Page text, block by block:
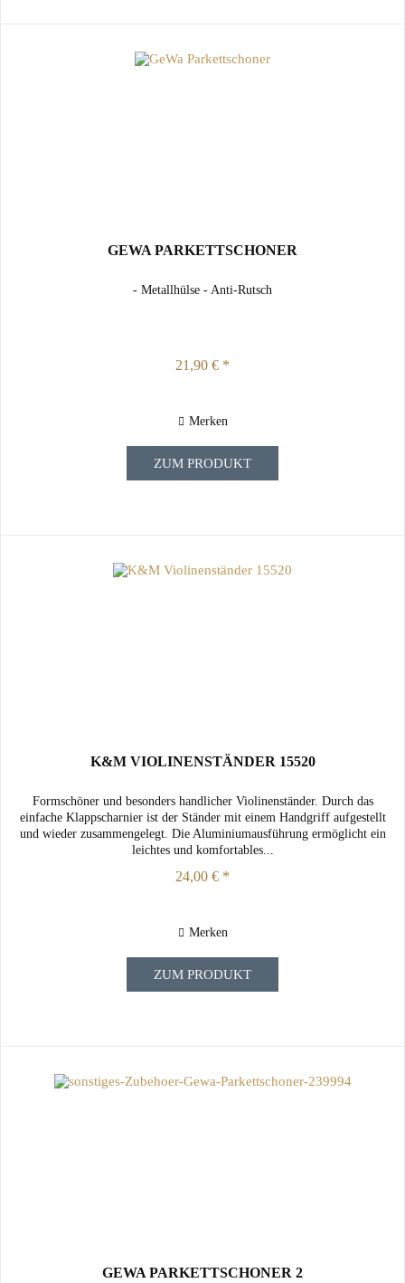
GEWA PARKETTSCHONER
- Metallhülse - Anti-Rutsch
21,90 € *
Merken
ZUM PRODUKT
K&M VIOLINENSTÄNDER 15520
Formschöner und besonders handlicher Violinenständer. Durch das
einfache Klappscharnier ist der Ständer mit einem Handgriff aufgestellt
und wieder zusammengelegt. Die Aluminiumausführung ermöglicht ein
leichtes und komfortables...
24,00 € *
Merken
ZUM PRODUKT
GEWA PARKETTSCHONER 2